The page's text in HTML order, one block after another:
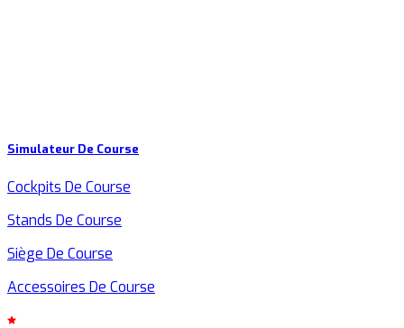
Simulateur De Course
Cockpits De Course
Stands De Course
Siège De Course
Accessoires De Course